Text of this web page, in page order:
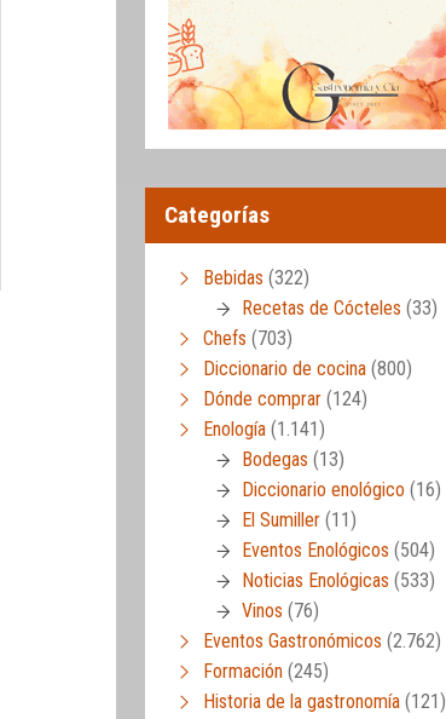
Categorías
Bebidas (322)
Recetas de Cócteles (33)
Chefs (703)
Diccionario de cocina (800)
Dónde comprar (124)
Enología (1.141)
Bodegas (13)
Diccionario enológico (16)
El Sumiller (11)
Eventos Enológicos (504)
Noticias Enológicas (533)
Vinos (76)
Eventos Gastronómicos (2.762)
Formación (245)
Historia de la gastronomía (121)